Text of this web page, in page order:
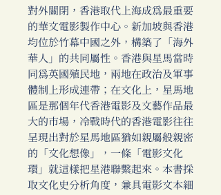
對外關閉，香港取代上海成為最重要
的華文電影製作中心。新加坡與香港
均位於竹幕中國之外，構築了「海外
華人」的共同屬性。香港與星馬當時
同為英國殖民地，兩地在政治及軍事
體制上形成連帶；在文化上，星馬地
區是那個年代香港電影及文藝作品最
大的市場，冷戰時代的香港電影往往
呈現出對於星馬地區猶如親屬般親密
的「文化想像」，一條「電影文化
環」就這樣把星港聯繫起來。本書採
取文化史分析角度，兼具電影文本細